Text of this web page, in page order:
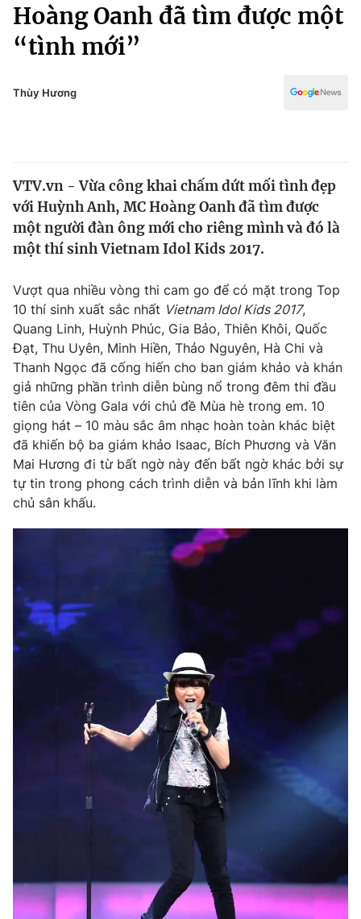
Chính trị
Xã hội
Pháp luật
Thế giới
Tin tức
Thế giới đó đây
Câu chuyện quốc tế
Kinh tế
Thị trường
Góc doanh nghiệp
Dữ liệu và đời sống
Truyền hình
Phim VTV
Hậu trường
Nhân vật
Khán giả
Giải sao mai
Giải trí
Điện ảnh
Âm nhạc
Sao
Đời sống
Du lịch
Làm đẹp
Giáo dục
Tuyển sinh
Hitech Công nghệ tương lai
Sản phẩm
Thị trường
Tư vấn
Lịch phát sóng
Emagazine Podcast
Infographic
Shorts video
VTV Thể thao
VTV Sức khoẻ Bất động sản
Truyền hình
Văn hóa - Giải trí
Công nghệ
Hoàng Oanh đã tìm được một
“tình mới”
Thùy Hương
VTV.vn - Vừa công khai chấm dứt mối tình đẹp
với Huỳnh Anh, MC Hoàng Oanh đã tìm được
một người đàn ông mới cho riêng mình và đó là
một thí sinh Vietnam Idol Kids 2017.
Vượt qua nhiều vòng thi cam go để có mặt trong Top
10 thí sinh xuất sắc nhất Vietnam Idol Kids 2017,
Quang Linh, Huỳnh Phúc, Gia Bảo, Thiên Khôi, Quốc
Đạt, Thu Uyên, Minh Hiền, Thảo Nguyên, Hà Chi và
Thanh Ngọc đã cống hiến cho ban giám khảo và khán
giả những phần trình diễn bùng nổ trong đêm thi đầu
tiên của Vòng Gala với chủ đề Mùa hè trong em. 10
giọng hát – 10 màu sắc âm nhạc hoàn toàn khác biệt
đã khiến bộ ba giám khảo Isaac, Bích Phương và Văn
Mai Hương đi từ bất ngờ này đến bất ngờ khác bởi sự
tự tin trong phong cách trình diễn và bản lĩnh khi làm
chủ sân khấu.